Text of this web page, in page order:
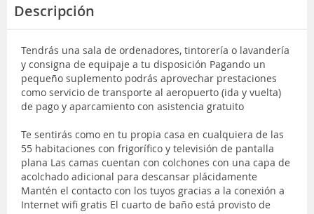
Descripción
Tendrás una sala de ordenadores, tintorería o lavandería
y consigna de equipaje a tu disposición Pagando un
pequeño suplemento podrás aprovechar prestaciones
como servicio de transporte al aeropuerto (ida y vuelta)
de pago y aparcamiento con asistencia gratuito
Te sentirás como en tu propia casa en cualquiera de las
55 habitaciones con frigorífico y televisión de pantalla
plana Las camas cuentan con colchones con una capa de
acolchado adicional para descansar plácidamente
Mantén el contacto con los tuyos gracias a la conexión a
Internet wifi gratis El cuarto de baño está provisto de